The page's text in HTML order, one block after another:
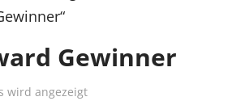
Gewinner
wird angezeigt